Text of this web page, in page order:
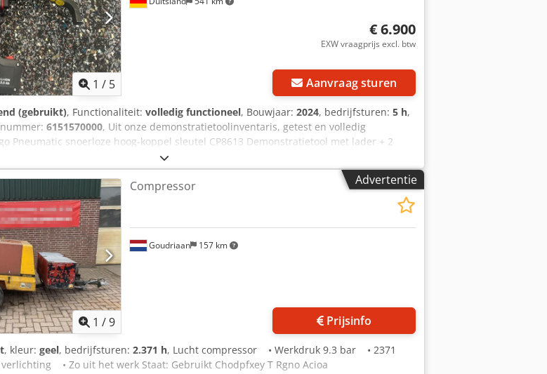
1 / 5
€ 6.900
EXW vraagprijs excl. btw
Aanvraag sturen
(gebruikt), Functionaliteit: volledig functioneel, Bouwjaar: 2024, bedrijfsturen: 5 h,
6151570000, Uit onze demonstratietoolinventaris, getest en volledig
Pneumatic snoerloze hoog-koppel sleutel CP8613 Demonstratietool met lader + 2
Nauwkeurigheid (6 sigma): +/- 4% Stationair toerental: 10 tpm Koppelbereik Min/Max:
390 tot 1040 Nm Chjdpfov Tbpzsx Acisa Uitvoer: 3/4" vierkant Lengte: 318
en reactiearm: 5,3 kg Andere gereedschappen voor industriële productie en
Advertentie
1 /9
Goudriaan 157 km
Compressor
Prijsinfo
, kleur: geel, bedrijfsturen: 2.371 h, Lucht compressor • Werkdruk 9.3 bar • 2371
• Zo uit het werk Staat: Gebruikt Chodpfxey T Rgno Acioa